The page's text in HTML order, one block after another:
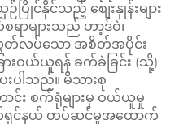
ပြိုင်နိုင်သည့် စျေးနှုန်းများ
ရာများသည် ဟာ့ဒ်ဝဲ၊
တ်လပ်သော အစိတ်အပိုင်း
ြားဝယ်ယူရန် ခက်ခဲခြင်း (သို့)
ေးပါသည်။ မိသားစု
င်း စက်ရုံများမှ ဝယ်ယူမှု
ဖက်ရှင်နယ် တပ်ဆင်မှုအထောက်